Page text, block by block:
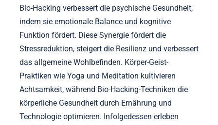
Bio-Hacking verbessert die psychische Gesundheit,
indem sie emotionale Balance und kognitive
Funktion fördert. Diese Synergie fördert die
Stressreduktion, steigert die Resilienz und verbessert
das allgemeine Wohlbefinden. Körper-Geist-
Praktiken wie Yoga und Meditation kultivieren
Achtsamkeit, während Bio-Hacking-Techniken die
körperliche Gesundheit durch Ernährung und
Technologie optimieren. Infolgedessen erleben